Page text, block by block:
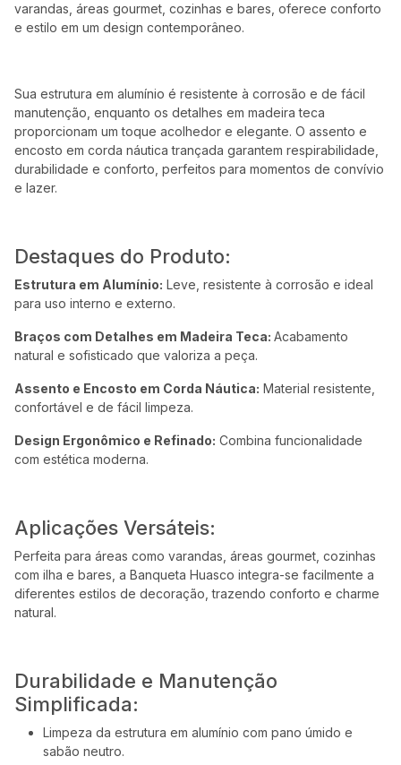
varandas, áreas gourmet, cozinhas e bares, oferece conforto
e estilo em um design contemporâneo.
Sua estrutura em alumínio é resistente à corrosão e de fácil
manutenção, enquanto os detalhes em madeira teca
proporcionam um toque acolhedor e elegante. O assento e
encosto em corda náutica trançada garantem respirabilidade,
durabilidade e conforto, perfeitos para momentos de convívio
e lazer.
Destaques do Produto:
Estrutura em Alumínio: Leve, resistente à corrosão e ideal
para uso interno e externo.
Braços com Detalhes em Madeira Teca:Acabamento
natural e sofisticado que valoriza a peça.
Assento e Encosto em Corda Náutica: Material resistente,
confortável e de fácil limpeza.
Design Ergonômico e Refinado: Combina funcionalidade
com estética moderna.
Aplicações Versáteis:
Perfeita para áreas como varandas, áreas gourmet, cozinhas
com ilha e bares, a Banqueta Huasco integra-se facilmente a
diferentes estilos de decoração, trazendo conforto e charme
natural.
Durabilidade e Manutenção
Simplificada:
Limpeza da estrutura em alumínio com pano úmido e
sabão neutro.